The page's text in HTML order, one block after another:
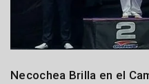
D
Necochea Brilla en el